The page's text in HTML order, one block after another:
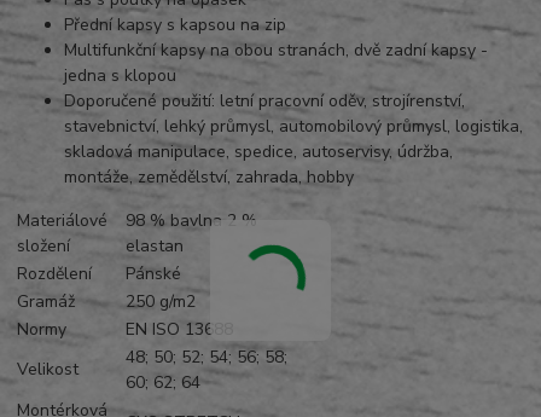
Přední kapsy s kapsou na zip
Multifunkční kapsy na obou stranách, dvě zadní kapsy -
jedna s klopou
Doporučené použití: letní pracovní oděv, strojírenství,
stavebnictví, lehký průmysl, automobilový průmysl, logistika,
skladová manipulace, spedice, autoservisy, údržba,
montáže, zemědělství, zahrada, hobby
Materiálové
složení
98 % bavlna 2 %
elastan
Rozdělení
Pánské
Gramáž
250 g/m2
Normy
EN ISO 13688
Velikost
48; 50; 52; 54; 56; 58;
60; 62; 64
Montérková